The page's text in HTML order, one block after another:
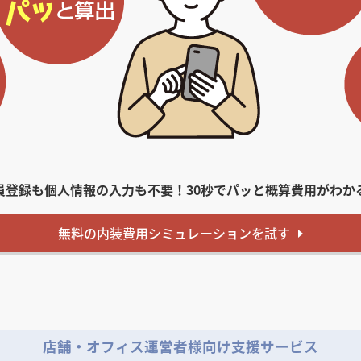
登録も個人情報の入力も不要！ 30秒でパッと概算費用がわか
無料の内装費用シミュレーションを試す
店舗・オフィス運営者様向け支援サービス